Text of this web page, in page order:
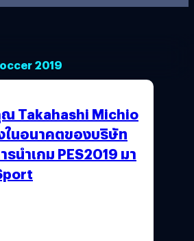
2019
Takahashi Michio
ในอนาคตของบริษัท
นำเกม PES2019 มา